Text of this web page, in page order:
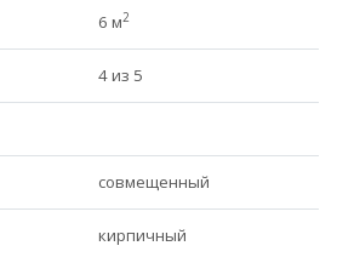
6 м2
4 из 5
совмещенный
кирпичный